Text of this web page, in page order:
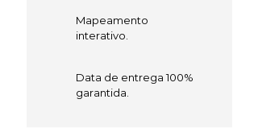
Mapeamento
interativo.
Data de entrega 100%
garantida.